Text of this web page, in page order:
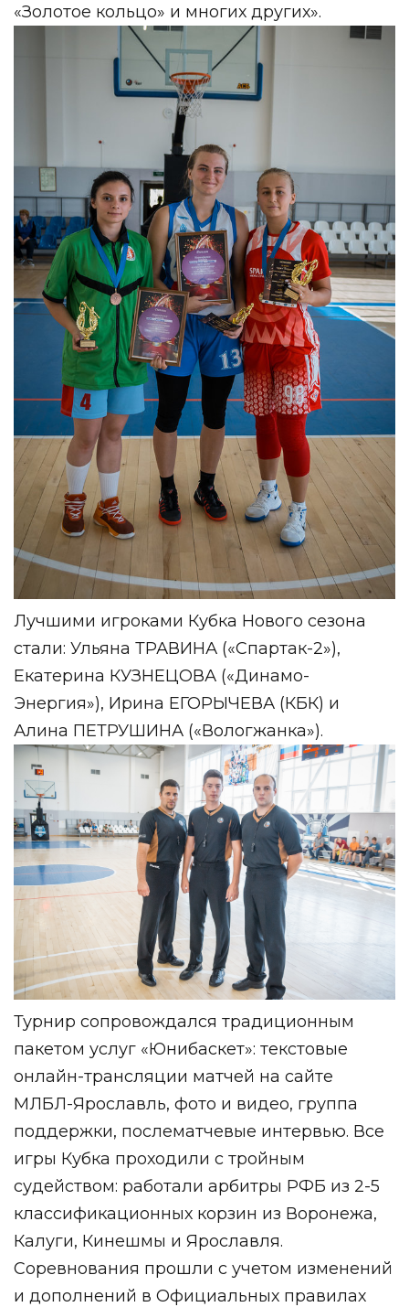
«Золотое кольцо» и многих других».
Лучшими игроками Кубка Нового сезона
стали: Ульяна ТРАВИНА («Спартак-2»),
Екатерина КУЗНЕЦОВА («Динамо-
Энергия»), Ирина ЕГОРЫЧЕВА (КБК) и
Алина ПЕТРУШИНА («Вологжанка»).
Турнир сопровождался традиционным
пакетом услуг «Юнибаскет»: текстовые
онлайн-трансляции матчей на сайте
МЛБЛ-Ярославль, фото и видео, группа
поддержки, послематчевые интервью. Все
игры Кубка проходили с тройным
судейством: работали арбитры РФБ из 2-5
классификационных корзин из Воронежа,
Калуги, Кинешмы и Ярославля.
Соревнования прошли с учетом изменений
и дополнений в Официальных правилах